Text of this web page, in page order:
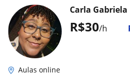
R$30/h
Carla Gabriela
Aulas online